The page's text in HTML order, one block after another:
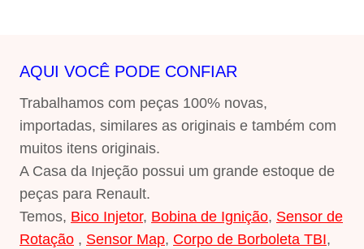
AQUI VOCÊ PODE CONFIAR
Trabalhamos com peças 100% novas,
importadas, similares as originais e também com
muitos itens originais.
A Casa da Injeção possui um grande estoque de
peças para Renault.
Temos, Bico Injetor, Bobina de Ignição, Sensor de
Rotação , Sensor Map, Corpo de Borboleta TBI,